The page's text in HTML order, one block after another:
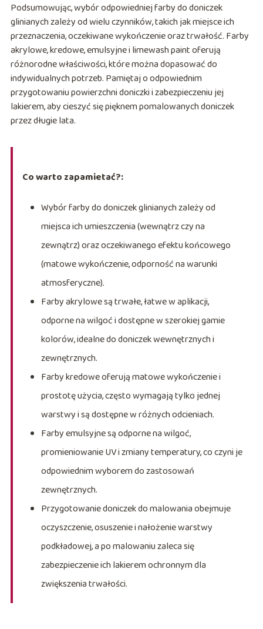
Podsumowując, wybór odpowiedniej farby do doniczek
glinianych zależy od wielu czynników, takich jak miejsce ich
przeznaczenia, oczekiwane wykończenie oraz trwałość. Farby
akrylowe, kredowe, emulsyjne i limewash paint oferują
różnorodne właściwości, które można dopasować do
indywidualnych potrzeb. Pamiętaj o odpowiednim
przygotowaniu powierzchni doniczki i zabezpieczeniu jej
lakierem, aby cieszyć się pięknem pomalowanych doniczek
przez długie lata.
Co warto zapamietać?:
Wybór farby do doniczek glinianych zależy od
miejsca ich umieszczenia (wewnątrz czy na
zewnątrz) oraz oczekiwanego efektu końcowego
(matowe wykończenie, odporność na warunki
atmosferyczne).
Farby akrylowe są trwałe, łatwe w aplikacji,
odporne na wilgoć i dostępne w szerokiej gamie
kolorów, idealne do doniczek wewnętrznych i
zewnętrznych.
Farby kredowe oferują matowe wykończenie i
prostotę użycia, często wymagają tylko jednej
warstwy i są dostępne w różnych odcieniach.
Farby emulsyjne są odporne na wilgoć,
promieniowanie UV i zmiany temperatury, co czyni je
odpowiednim wyborem do zastosowań
zewnętrznych.
Przygotowanie doniczek do malowania obejmuje
oczyszczenie, osuszenie i nałożenie warstwy
podkładowej, a po malowaniu zaleca się
zabezpieczenie ich lakierem ochronnym dla
zwiększenia trwałości.